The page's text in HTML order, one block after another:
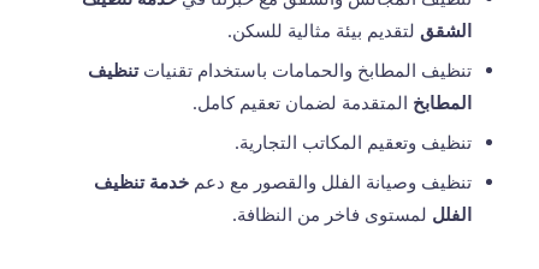
الشقق لتقديم بيئة مثالية للسكن.
تنظيف المطابخ والحمامات باستخدام تقنياتتنظيف
المطابخ المتقدمة لضمان تعقيم كامل.
تنظيف وتعقيم المكاتب التجارية.
تنظيف وصيانة الفلل والقصور مع دعم خدمة تنظيف
الفلل لمستوى فاخر من النظافة.